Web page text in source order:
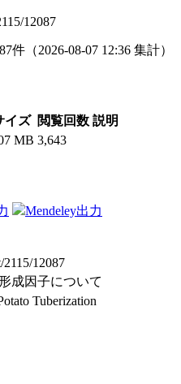
12087
件 （2026-08-07 12:36 集計）
イズ 閲覧回数 説明
MB 3,643
Mendeley出力
2115/12087
成因子について
Tuberization